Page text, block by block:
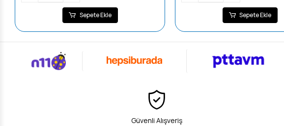
Sepete Ekle Sepete Ekle
Güvenli Alışveriş